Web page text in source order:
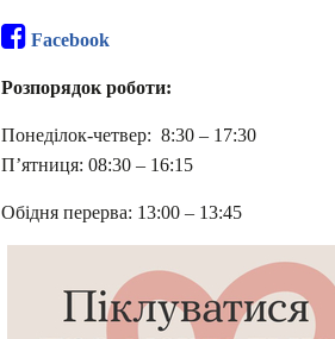
Facebook
Розпорядок роботи:
Понеділок-четвер: 8:30 – 17:30
П’ятниця: 08:30 – 16:15
Обідня перерва: 13:00 – 13:45